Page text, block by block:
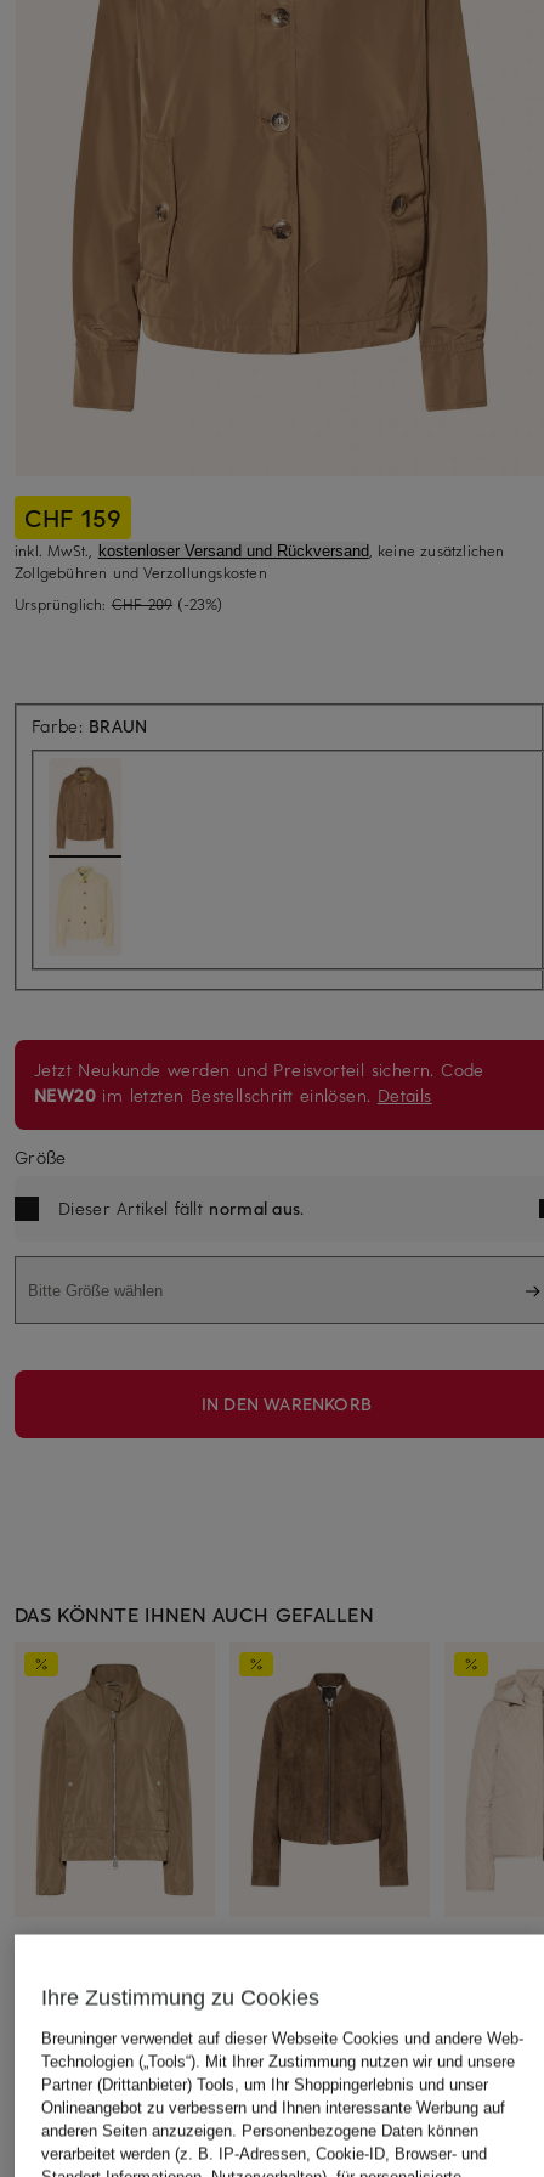
CHF 159
inkl. MwSt., kostenloser Versand und Rückversand, keine zusätzlichen
Zollgebühren und Verzollungskosten
Ursprünglich: CHF 209 (-23%)
Farbe: BRAUN
Jetzt Neukunde werden und Preisvorteil sichern. Code
NEW20 im letzten Bestellschritt einlösen. Details
Größe
Dieser Artikel fällt normal aus.
Bitte Größe wählen
IN DEN WARENKORB
DAS KÖNNTE IHNEN AUCH GEFALLEN
FUCHS SCHMITT
CHF 169
Ursprünglich:CHF 209
FUCHS SCHMITT
CHF 119
Ursprünglich:CHF 199
FUCHS
Ursprünglich:
ÄHNLICHE ARTIKEL ENTDECKEN
Ihre Zustimmung zu Cookies
Breuninger verwendet auf dieser Webseite Cookies und andere Web-
Technologien („Tools“). Mit Ihrer Zustimmung nutzen wir und unsere
Partner (Drittanbieter) Tools, um Ihr Shoppingerlebnis und unser
Onlineangebot zu verbessern und Ihnen interessante Werbung auf
anderen Seiten anzuzeigen. Personenbezogene Daten können
verarbeitet werden (z. B. IP-Adressen, Cookie-ID, Browser- und